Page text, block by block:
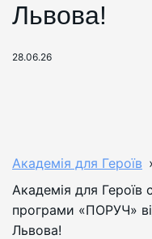
Львова!
28.06.26
Академія для Героїв ›
Академія для Героїв
програми «ПОРУЧ»
Львова!